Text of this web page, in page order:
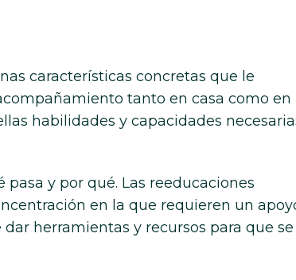
características concretas que le
tanto en casa como en
habilidades y capacidades
y por qué. Las reeducaciones
en la que requieren un
herramientas y recursos para que se